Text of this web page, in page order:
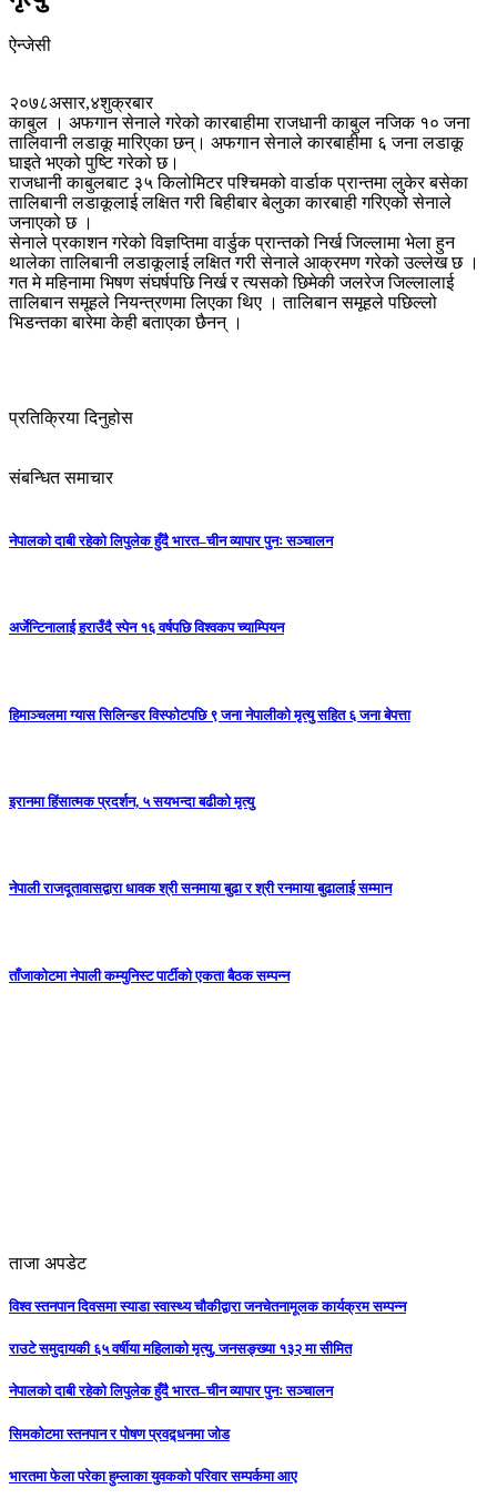
ऐन्जेसी
२०७८असार,४शुक्रबार
काबुल । अफगान सेनाले गरेको कारबाहीमा राजधानी काबुल नजिक १० जना
तालिवानी लडाकू मारिएका छन्। अफगान सेनाले कारबाहीमा ६ जना लडाकू
घाइते भएको पुष्टि गरेको छ।
राजधानी काबुलबाट ३५ किलोमिटर पश्चिमको वार्डाक प्रान्तमा लुकेर बसेका
तालिबानी लडाकूलाई लक्षित गरी बिहीबार बेलुका कारबाही गरिएको सेनाले
जनाएको छ ।
सेनाले प्रकाशन गरेको विज्ञप्तिमा वार्डुक प्रान्तको निर्ख जिल्लामा भेला हुन
थालेका तालिबानी लडाकूलाई लक्षित गरी सेनाले आक्रमण गरेको उल्लेख छ ।
गत मे महिनामा भिषण संघर्षपछि निर्ख र त्यसको छिमेकी जलरेज जिल्लालाई
तालिबान समूहले नियन्त्रणमा लिएका थिए । तालिबान समूहले पछिल्लो
भिडन्तका बारेमा केही बताएका छैनन् ।
प्रतिक्रिया दिनुहोस
संबन्धित समाचार
नेपालको दाबी रहेको लिपुलेक हुँदै भारत–चीन व्यापार पुनः सञ्चालन
अर्जेन्टिनालाई हराउँदै स्पेन १६ वर्षपछि विश्वकप च्याम्पियन
हिमाञ्चलमा ग्यास सिलिन्डर विस्फोटपछि ९ जना नेपालीको मृत्यु सहित ६ जना बेपत्ता
इरानमा हिंसात्मक प्रदर्शन, ५ सयभन्दा बढीको मृत्यु
नेपाली राजदूतावासद्वारा धावक श्री सनमाया बुढा र श्री रनमाया बुढालाई सम्मान
ताँजाकोटमा नेपाली कम्युनिस्ट पार्टीको एकता बैठक सम्पन्न
ताजा अपडेट
विश्व स्तनपान दिवसमा स्याडा स्वास्थ्य चौकीद्वारा जनचेतनामूलक कार्यक्रम सम्पन्न
राउटे समुदायकी ६५ वर्षीया महिलाको मृत्यु, जनसङ्ख्या १३२ मा सीमित
नेपालको दाबी रहेको लिपुलेक हुँदै भारत–चीन व्यापार पुनः सञ्चालन
सिमकोटमा स्तनपान र पोषण प्रवद्र्धनमा जोड
भारतमा फेला परेका हुम्लाका युवकको परिवार सम्पर्कमा आए